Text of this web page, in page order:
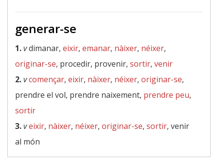
generar-se
1.vdimanar, eixir, emanar, nàixer, néixer,
originar-se, procedir, provenir, sortir, venir
2.vcomençar, eixir, nàixer, néixer, originar-se,
prendre el vol, prendre naixement, prendre peu,
sortir
3.veixir, nàixer, néixer, originar-se, sortir, venir
al món